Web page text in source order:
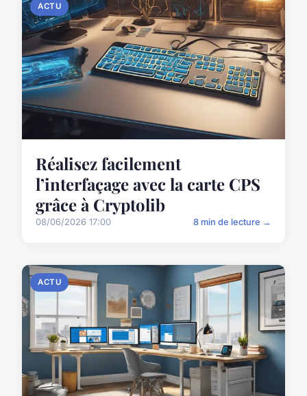
ACTU
Réalisez facilement
l’interfaçage avec la carte CPS
grâce à Cryptolib
08/06/2026 17:00 8 min de lecture →
ACTU